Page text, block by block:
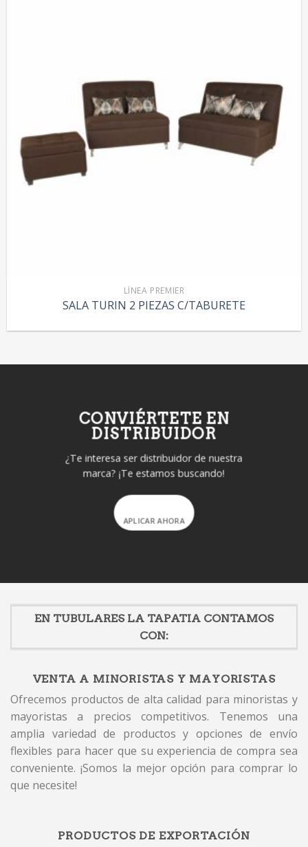
LÍNEA PREMIER
SALA TURIN 2 PIEZAS C/TABURETE
CONVIÉRTETE EN
DISTRIBUIDOR
¿Te interesa ser distribuidor de nuestra
marca? ¡Te estamos buscando!
APLICAR AHORA
EN TUBULARES LA TAPATIA CONTAMOS
CON:
VENTA A MINORISTAS Y MAYORISTAS
Ofrecemos productos de alta calidad para minoristas y
mayoristas a precios competitivos. Tenemos una
amplia variedad de productos y opciones de envío
flexibles para hacer que su experiencia de compra sea
conveniente. ¡Somos la mejor opción para comprar lo
que necesite!
PRODUCTOS DE EXPORTACIÓN